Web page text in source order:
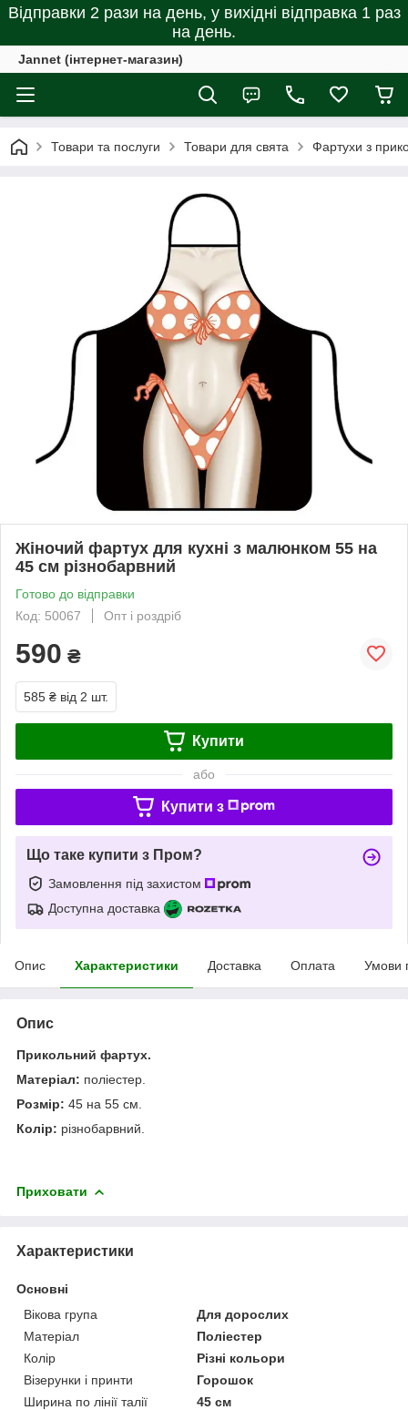
Відправки 2 рази на день, у вихідні відправка 1 раз
на день.
Jannet (інтернет-магазин)
Товари та послуги Товари для свята Фартухи з
Жіночий фартух для кухні з малюнком 55 на
45 см різнобарвний
Готово до відправки
Код: 50067
Опт і роздріб
590 ₴
585 ₴ від 2 шт.
Купити
або
Купити з
Що таке купити з Пром?
Замовлення під захистом
Доступна доставка
Опис Характеристики Доставка Оплата Умови
Опис
Прикольний фартух.
Матеріал: поліестер.
Розмір: 45 на 55 см.
Колір: різнобарвний.
Приховати
Характеристики
Основні
Вікова група
Для дорослих
Матеріал
Поліестер
Колір
Різні кольори
Візерунки і принти
Горошок
Ширина по лінії талії
45 см